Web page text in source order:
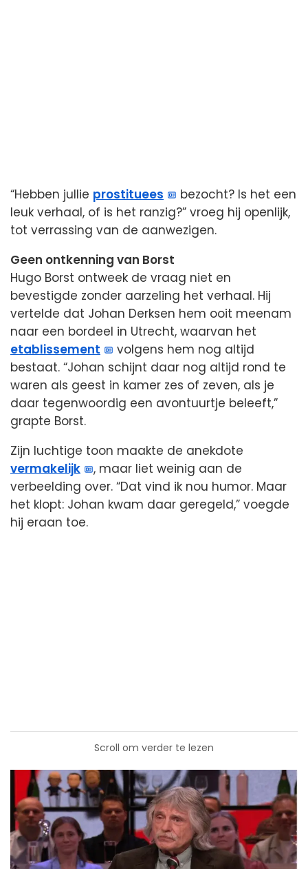
“Hebben jullie prostituees
bezocht? Is het een
leuk verhaal, of is het ranzig?” vroeg hij openlijk,
tot verrassing van de aanwezigen.
Geen ontkenning van Borst
Hugo Borst ontweek de vraag niet en
bevestigde zonder aarzeling het verhaal. Hij
vertelde dat Johan Derksen hem ooit meenam
naar een bordeel in Utrecht, waarvan het
etablissement
volgens hem nog altijd
bestaat. “Johan schijnt daar nog altijd rond te
waren als geest in kamer zes of zeven, als je
daar tegenwoordig een avontuurtje beleeft,”
grapte Borst.
Zijn luchtige toon maakte de anekdote
vermakelijk
, maar liet weinig aan de
verbeelding over. “Dat vind ik nou humor. Maar
het klopt: Johan kwam daar geregeld,” voegde
hij eraan toe.
Scroll om verder te lezen